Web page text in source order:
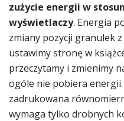
zużycie energii w
wyświetlaczy. Energia
zmiany pozycji granulek
ustawimy stronę w
przeczytamy i zmienimy
ogóle nie pobiera
zadrukowana
wymaga tylko drobnych